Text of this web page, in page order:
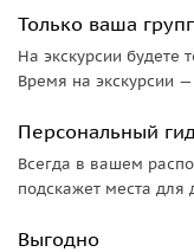
Только ваша
На экскурсии будете
Время на экскурсии
Персональный гид
Всегда в вашем
подскажет места для
Выгодно